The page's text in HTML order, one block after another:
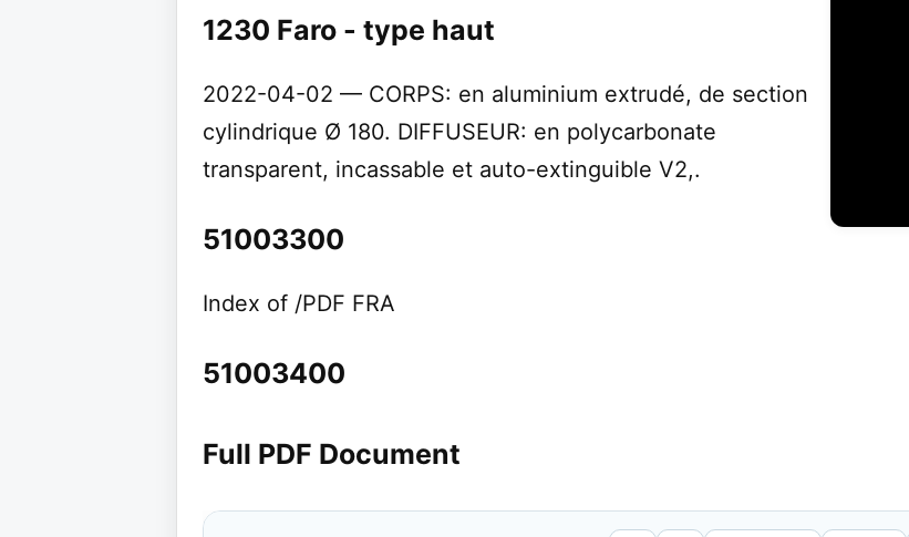
1230 Faro - type haut
2022-04-02 — CORPS: en aluminium extrudé, de section
cylindrique Ø 180. DIFFUSEUR: en polycarbonate
transparent, incassable et auto-extinguible V2,.
51003300
Index of /PDF FRA
51003400
Full PDF Document